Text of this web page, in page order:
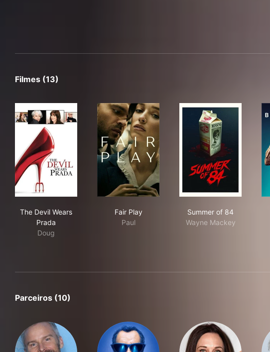
Filmes (13)
The Devil Wears
Prada
Doug
Fair Play
Paul
Summer of 84
Wayne Mackey
Parceiros (10)